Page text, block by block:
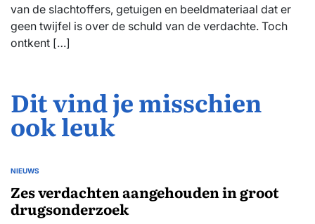
van de slachtoffers, getuigen en beeldmateriaal dat er
geen twijfel is over de schuld van de verdachte. Toch
ontkent […]
Dit vind je misschien
ook leuk
GEPLAATST
NIEUWS
Zes verdachten aangehouden in groot
drugsonderzoek